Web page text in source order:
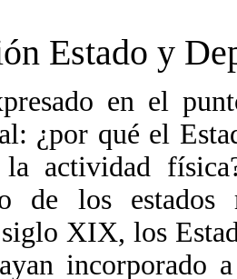
Estado y
en el
¿por qué el
actividad
de los estados
XIX, los
incorporado